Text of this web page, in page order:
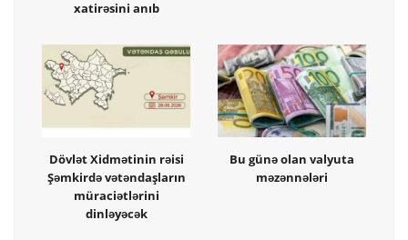
xatirəsini anıb
Dövlət Xidmətinin rəisi
Şəmkirdə vətəndaşların
müraciətlərini
dinləyəcək
Bu günə olan valyuta
məzənnələri